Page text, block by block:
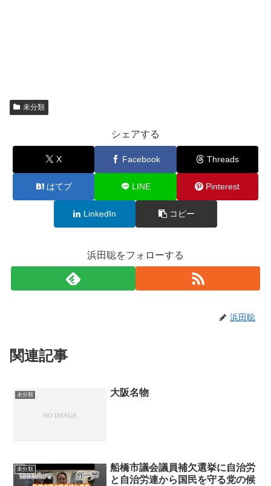
未分類
シェアする
X Facebook Threads
はてブ LINE Pinterest
LinkedIn コピー
浜田聡をフォローする
浜田聡
関連記事
未分類 大阪名物
未分類
船橋市議会議員補欠選挙に自治労
と自治労連から国民を守る党の候